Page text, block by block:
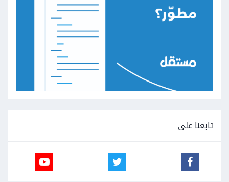
تابعنا على